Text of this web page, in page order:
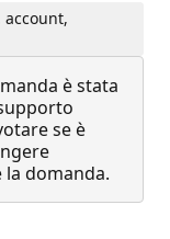
è stata
se è
domanda.